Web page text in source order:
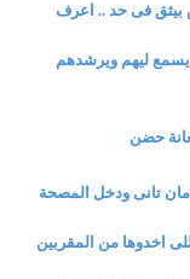
بيثق فى حد .. اعرف
يسمع ليهم ويرشدهم
حضن
تانى ودخل المصحة
اخدوها من المقربين